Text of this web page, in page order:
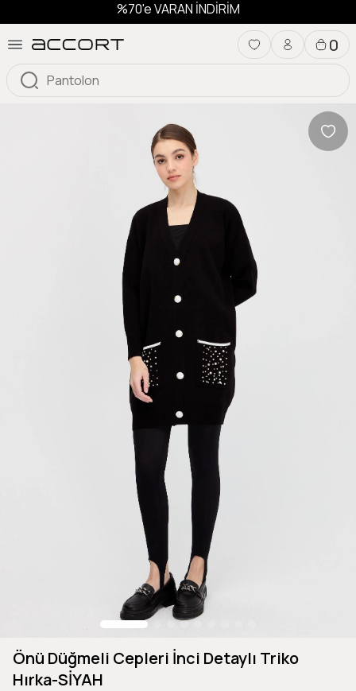
%70'e VARAN İNDİRİM
0
Önü Düğmeli Cepleri İnci Detaylı Triko
Hırka-SİYAH